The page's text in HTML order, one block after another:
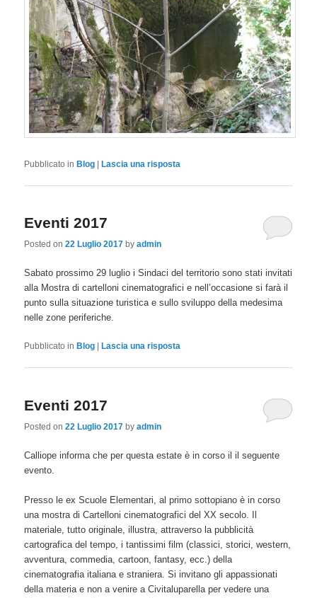
Pubblicato in Blog |Lascia una risposta
Eventi 2017
Posted on22 Luglio 2017 byadmin
Sabato prossimo 29 luglio i Sindaci del territorio sono stati invitati
alla Mostra di cartelloni cinematografici e nell’occasione si farà il
punto sulla situazione turistica e sullo sviluppo della medesima
nelle zone periferiche.
Pubblicato in Blog Lascia una risposta
Eventi 2017
Posted on22 Luglio 2017 byadmin
Calliope informa che per questa estate è in corso il il seguente
evento.
Presso le ex Scuole Elementari, al primo sottopiano è in corso
una mostra di Cartelloni cinematografici del XX secolo. Il
materiale, tutto originale, illustra, attraverso la pubblicità
cartografica del tempo, i tantissimi film (classici, storici, western,
avventura, commedia, cartoon, fantasy, ecc.) della
cinematografia italiana e straniera. Si invitano gli appassionati
della materia e non a venire a Civitaluparella per vedere una